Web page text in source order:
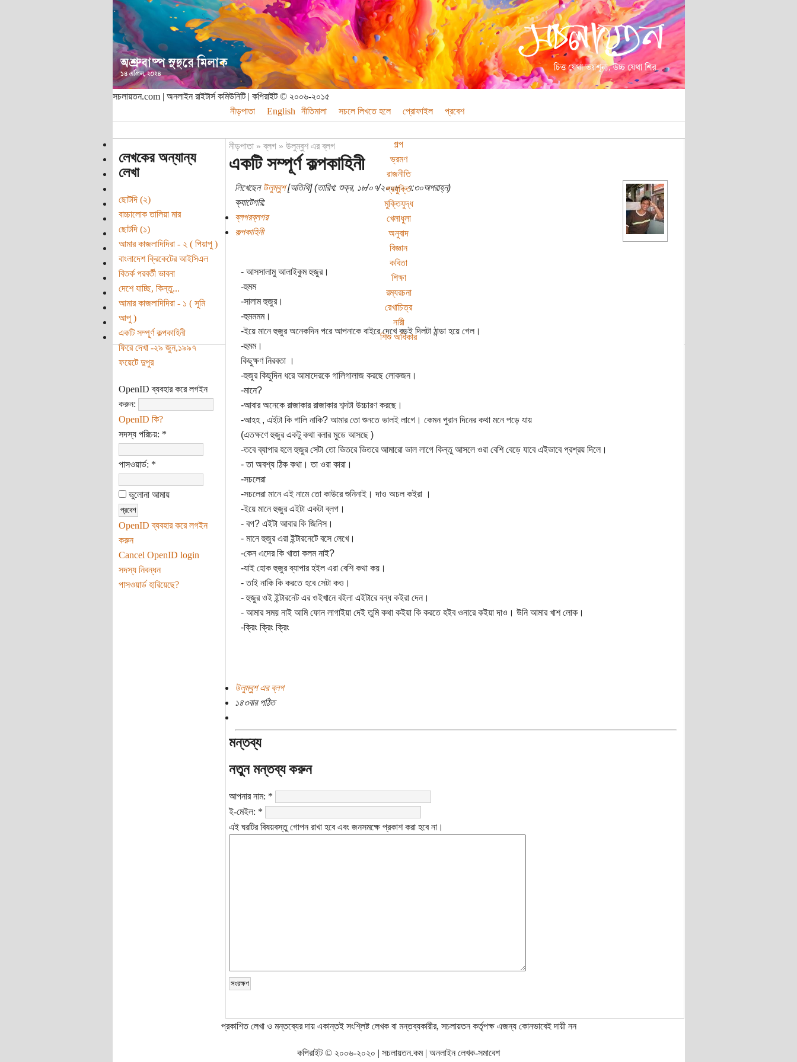
সচলায়তন.com | অনলাইন রাইটার্স কমিউনিটি | কপিরাইট © ২০০৬-২০১৫
নীড়পাতা
English নীতিমালা সচলে লিখতে হলে প্রোফাইল প্রবেশ
গল্প
ভ্রমণ
রাজনীতি
প্রযুক্তি
মুক্তিযুদ্ধ
খেলাধুলা
অনুবাদ
বিজ্ঞান
কবিতা
শিক্ষা
রম্যরচনা
রেখাচিত্র
নারী
শিশু অধিকার
লেখকের অন্যান্য
লেখা
ছোটদি (২)
বাচ্চালোক তালিয়া মার
ছোটদি (১)
আমার কাজলাদিদিরা - ২ ( পিয়াপু )
বাংলাদেশ ক্রিকেটের আইসিএল
বিতর্ক পরবর্তী ভাবনা
দেশে যাচ্ছি, কিন্তু...
আমার কাজলাদিদিরা - ১ ( সুমি
আপু )
একটি সম্পূর্ণ কল্পকাহিনী
ফিরে দেখা -২৯ জুন,১৯৯৭
ফয়েটে দুপুর
OpenID ব্যবহার করে লগইন
করুন:
OpenID কি?
সদস্য পরিচয়: *
পাসওয়ার্ড: *
ভুলোনা আমায়
OpenID ব্যবহার করে লগইন
করুন
Cancel OpenID login
সদস্য নিবন্ধন
পাসওয়ার্ড হারিয়েছে?
নীড়পাতা»ব্লগ» উলুম্বুশ এর ব্লগ
একটি সম্পূর্ণ কল্পকাহিনী
লিখেছেনউলুম্বুশ[অতিথি] (তারিখ: শুক্র, ১৮/০৭/২০০৮ - ৭:৩০অপরাহ্ন)
ক্যাটেগরি:
ব্লগরব্লগর
কল্পকাহিনী
- আসসালামু আলাইকুম হুজুর।
-হুমম
-সালাম হুজুর।
-হুমমমম।
-ইয়ে মানে হুজুর অনেকদিন পরে আপনাকে বাইরে দেখে বড়ই দিলটা ঠান্ডা হয়ে গেল।
-হুমম।
কিছুক্ষণ নিরবতা ।
-হুজুর কিছুদিন ধরে আমাদেরকে গালিগালাজ করছে লোকজন।
-মানে?
-আবার অনেকে রাজাকার রাজাকার শব্দটা উচ্চারণ করছে।
-আহহ , এইটা কি গালি নাকি? আমার তো শুনতে ভালই লাগে। কেমন পুরান দিনের কথা মনে পড়ে যায়
(এতক্ষণে হুজুর একটু কথা বলার মুডে আসছে )
-তবে ব্যাপার হলে হুজুর সেটা তো ভিতরে ভিতরে আমারো ভাল লাগে কিন্তু আসলে ওরা বেশি বেড়ে যাবে এইভাবে প্রশ্রয় দিলে।
- তা অবশ্য ঠিক কথা। তা ওরা কারা।
-সচলেরা
-সচলেরা মানে এই নামে তো কাউরে শুনিনাই। দাও অচল কইরা ।
-ইয়ে মানে হুজুর এইটা একটা ব্লগ।
- বগ? এইটা আবার কি জিনিস।
- মানে হুজুর এরা ইন্টারনেটে বসে লেখে।
-কেন এদের কি খাতা কলম নাই?
-যাই হোক হুজুর ব্যাপার হইল এরা বেশি কথা কয়।
- তাই নাকি কি করতে হবে সেটা কও।
- হুজুর ওই ইন্টারনেট এর ওইখানে বইলা এইটারে বন্ধ কইরা দেন।
- আমার সময় নাই আমি ফোন লাগাইয়া দেই তুমি কথা কইয়া কি করতে হইব ওনারে কইয়া দাও। উনি আমার খাশ লোক।
-ক্রিং ক্রিং ক্রিং
উলুম্বুশ এর ব্লগ
১৪৩বার পঠিত
মন্তব্য
নতুন মন্তব্য করুন
আপনার নাম: *
ই-মেইল: *
এই ঘরটির বিষয়বস্তু গোপন রাখা হবে এবং জনসমক্ষে প্রকাশ করা হবে না।
প্রকাশিত লেখা ও মন্তব্যের দায় একান্তই সংশ্লিষ্ট লেখক বা মন্তব্যকারীর, সচলায়তন কর্তৃপক্ষ এজন্য কোনভাবেই দায়ী নন
কপিরাইট © ২০০৬-২০২০ | সচলায়তন.কম | অনলাইন লেখক-সমাবেশ